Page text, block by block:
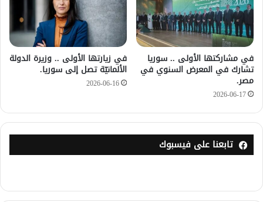
في مشاركتها الأولى .. سوريا
تشارك في المعرض السنوي في
مصر.
2026-06-17
في زيارتها الأولى .. وزيرة الدولة
الألمانيّة تصل إلى سوريا.
2026-06-16
تابعنا على فيسبوك